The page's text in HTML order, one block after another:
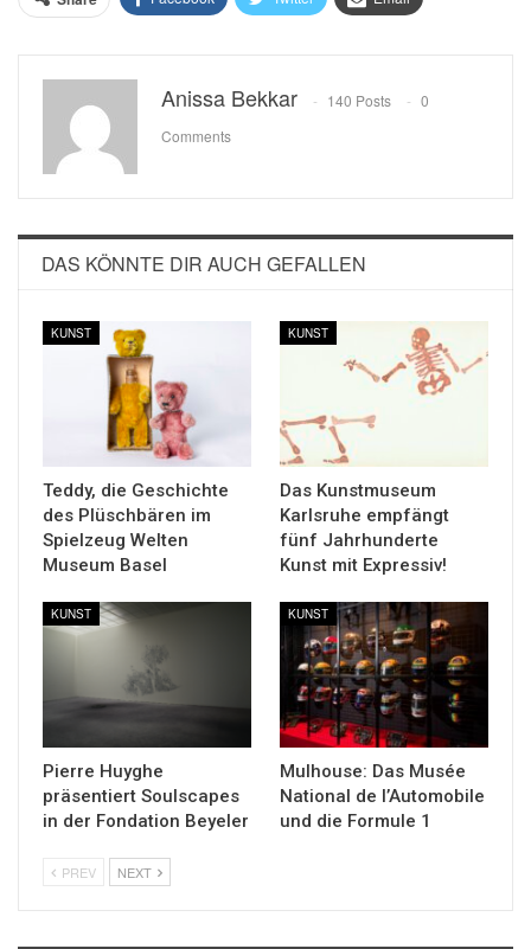
Anissa Bekkar 140 Posts
0
Comments
DAS KÖNNTE DIR AUCH GEFALLEN
KUNST
Teddy, die Geschichte
des Plüschbären im
Spielzeug Welten
Museum Basel
KUNST
Das Kunstmuseum
Karlsruhe empfängt
fünf Jahrhunderte
Kunst mit Expressiv!
KUNST
Pierre Huyghe
präsentiert Soulscapes
in der Fondation Beyeler
KUNST
Mulhouse: Das Musée
National de l’Automobile
und die Formule 1
PREV NEXT